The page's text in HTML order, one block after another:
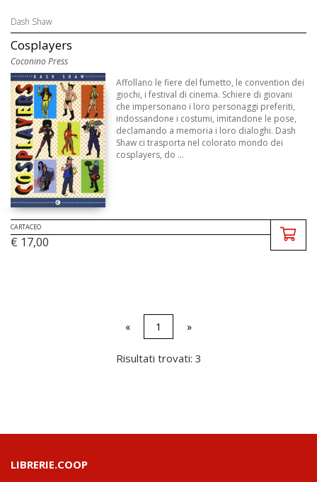
Dash Shaw
Cosplayers
Coconino Press
Affollano le fiere del fumetto, le convention dei
giochi, i festival di cinema. Schiere di giovani
che impersonano i loro personaggi preferiti,
indossandone i costumi, imitandone le pose,
declamando a memoria i loro dialoghi. Dash
Shaw ci trasporta nel colorato mondo dei
cosplayers, do ...
CARTACEO
€ 17,00
« 1 »
Risultati trovati: 3
LIBRERIE.COOP